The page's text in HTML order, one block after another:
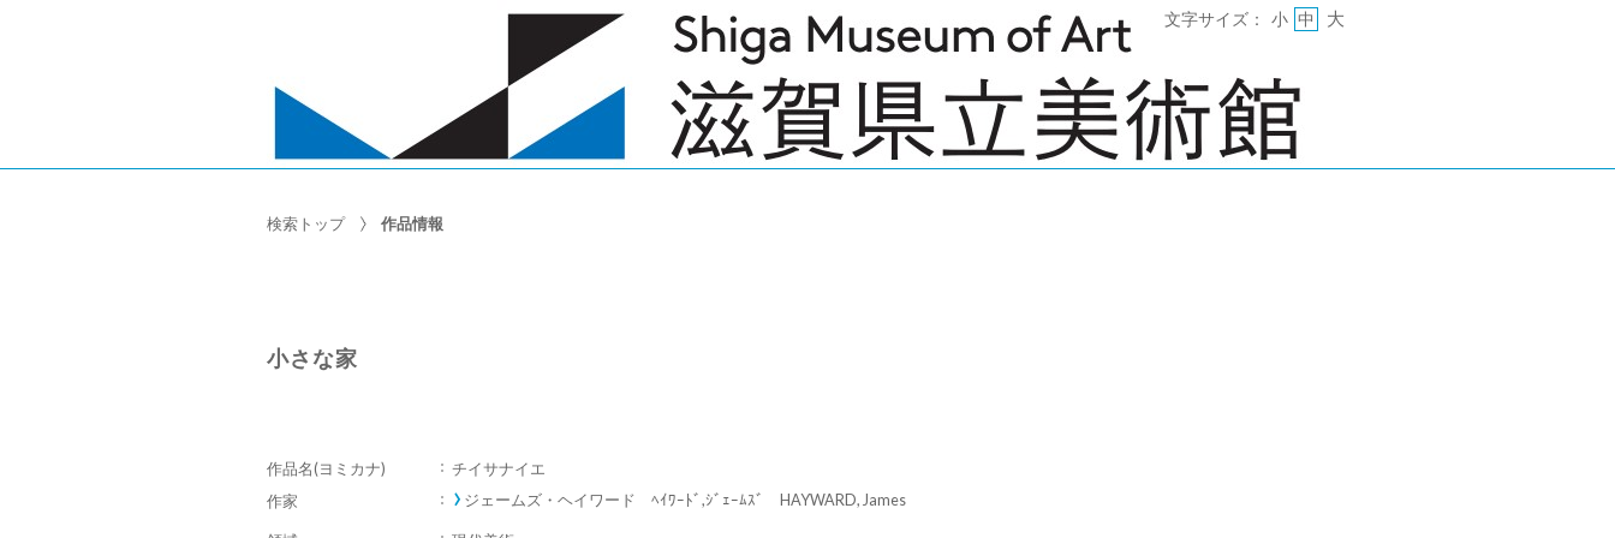
文字サイズ： 小 中 大
検索トップ 作品情報
小さな家
作品名(ヨミカナ)
チイサナイエ
作家
ジェームズ・ヘイワード ﾍｲﾜｰﾄﾞ,ｼﾞｪｰﾑｽﾞ HAYWARD, James